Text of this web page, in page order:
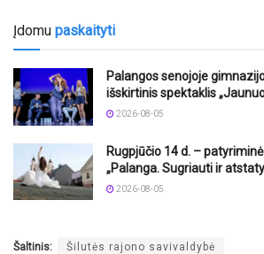
Įdomu paskaityti
Palangos senojoje
išskirtinis spektaklis
2026-08-05
Rugpjūčio 14 d. –
„Palanga. Sugriauti ir
2026-08-05
Šaltinis: Šilutės rajono savivaldybė